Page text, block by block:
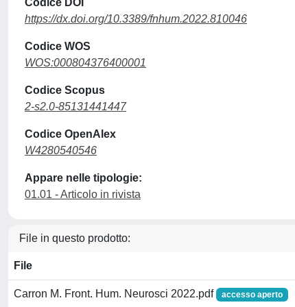
Codice DOI
https://dx.doi.org/10.3389/fnhum.2022.810046
Codice WOS
WOS:000804376400001
Codice Scopus
2-s2.0-85131441447
Codice OpenAlex
W4280540546
Appare nelle tipologie:
01.01 - Articolo in rivista
File in questo prodotto:
File
Carron M. Front. Hum. Neurosci 2022.pdf accesso aperto